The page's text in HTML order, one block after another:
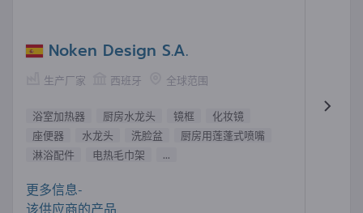
Noken Design S.A.
生产厂家 西班牙 全球范围
浴室加热器 厨房水龙头 镜框
化妆镜
座便器
水龙头 洗脸盆
厨房用莲蓬式喷嘴
淋浴配件
电热毛巾架 ...
更多信息-
该供应商的产品